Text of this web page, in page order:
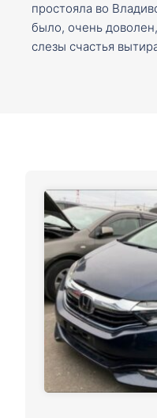
простояла во
было, очень
слезы счастья